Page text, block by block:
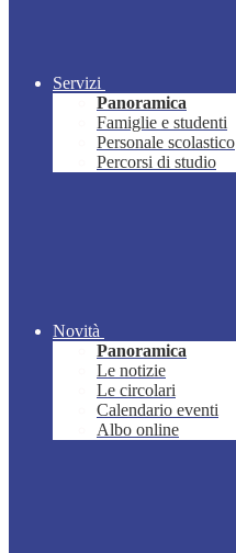
Servizi
Panoramica
Famiglie e studenti
Personale scolastico
Percorsi di studio
Novità
Panoramica
Le notizie
Le circolari
Calendario eventi
Albo online